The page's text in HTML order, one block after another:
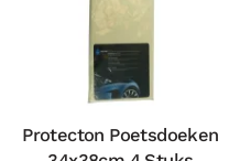
Protecton Poetsdoeken